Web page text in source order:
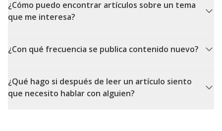
¿Cómo puedo encontrar artículos sobre un tema
que me interesa?
¿Con qué frecuencia se publica contenido nuevo?
¿Qué hago si después de leer un artículo siento
que necesito hablar con alguien?